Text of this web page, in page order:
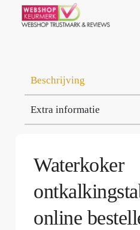
Beschrijving
Extra informatie
Waterkoker
online